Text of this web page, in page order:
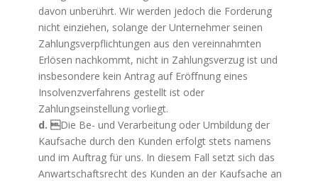
davon unberührt. Wir werden jedoch die Forderung
nicht einziehen, solange der Unternehmer seinen
Zahlungsverpflichtungen aus den vereinnahmten
Erlösen nachkommt, nicht in Zahlungsverzug ist und
insbesondere kein Antrag auf Eröﬀnung eines
Insolvenzverfahrens gestellt ist oder
Zahlungseinstellung vorliegt.
d. Die Be- und Verarbeitung oder Umbildung der
Kaufsache durch den Kunden erfolgt stets namens
und im Auftrag für uns. In diesem Fall setzt sich das
Anwartschaftsrecht des Kunden an der Kaufsache an